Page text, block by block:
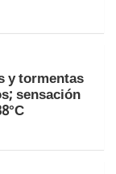
y tormentas
sensación